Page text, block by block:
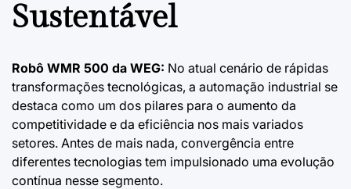
Sustentável
Robô WMR 500 da WEG: No atual cenário de rápidas
transformações tecnológicas, a automação industrial se
destaca como um dos pilares para o aumento da
competitividade e da eficiência nos mais variados
setores. Antes de mais nada, convergência entre
diferentes tecnologias tem impulsionado uma evolução
contínua nesse segmento.